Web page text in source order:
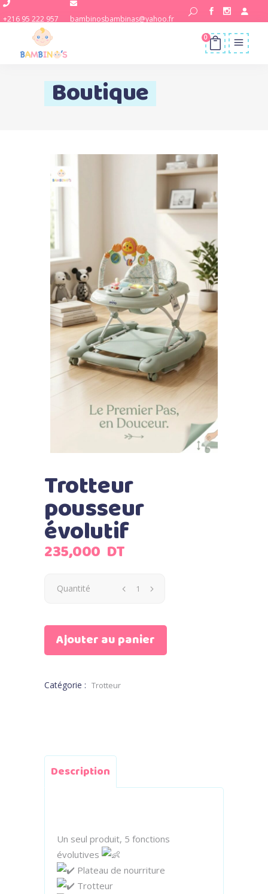
+216 95 222 957 bambinosbambinas@yahoo.fr
0
Boutique
Trotteur
pousseur
évolutif
235,000 DT
Quantité
Ajouter au panier
Catégorie : Trotteur
Description
Un seul produit, 5 fonctions
évolutives
Plateau de nourriture
Trotteur